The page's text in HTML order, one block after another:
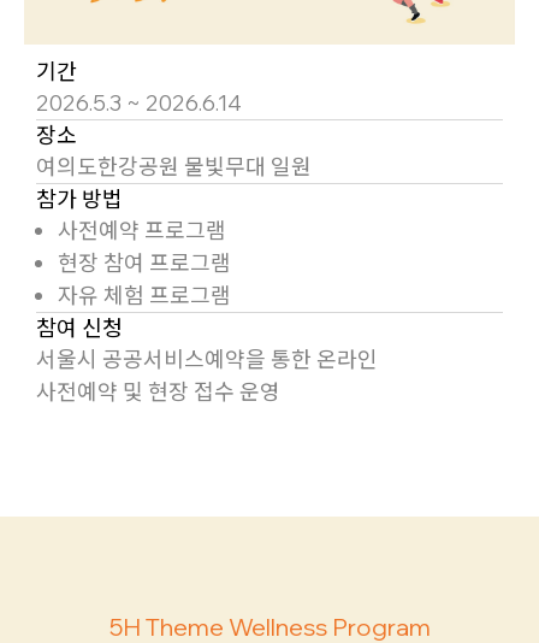
기간
2026.5.3 ~ 2026.6.14
장소
여의도한강공원 물빛무대 일원
참가 방법
사전예약 프로그램
현장 참여 프로그램
자유 체험 프로그램
참여 신청
서울시 공공서비스예약을 통한 온라인
사전예약 및 현장 접수 운영
5H Theme Wellness Program